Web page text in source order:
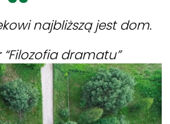
najbliższą jest dom.
“Filozofia dramatu”